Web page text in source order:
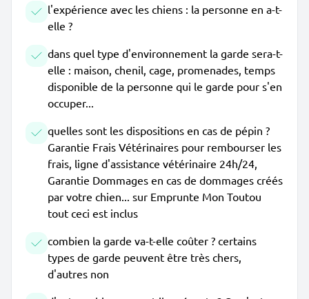
l'expérience avec les chiens : la personne en a-t-
elle ?
dans quel type d'environnement la garde sera-t-
elle : maison, chenil, cage, promenades, temps
disponible de la personne qui le garde pour s'en
occuper...
quelles sont les dispositions en cas de pépin ?
Garantie Frais Vétérinaires pour rembourser les
frais, ligne d'assistance vétérinaire 24h/24,
Garantie Dommages en cas de dommages créés
par votre chien... sur Emprunte Mon Toutou
tout ceci est inclus
combien la garde va-t-elle coûter ? certains
types de garde peuvent être très chers,
d'autres non